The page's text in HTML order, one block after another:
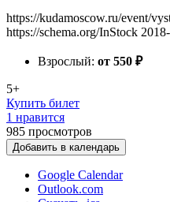
https://kudamoscow.ru/event/
https://schema.org/InStock
Взрослый: от 550 ₽
5+
Купить билет
1 нравится
985 просмотров
Добавить в календарь
Google Calendar
Outlook.com